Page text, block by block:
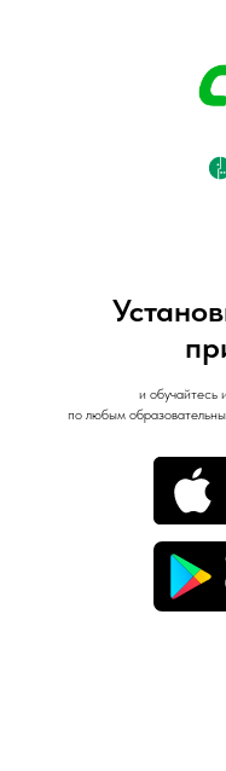
и обучайтесь
по любым